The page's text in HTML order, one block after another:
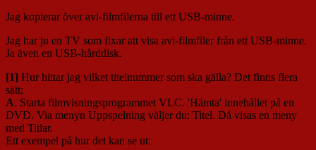
Jag kopierar över avi-filmfilerna till ett USB-minne.
Jag har ju en TV som fixar att visa avi-filmfiler från ett USB-minne.
Ja även en USB-hårddisk.
[1] Hur hittar jag vilket titelnummer som ska gälla? Det finns flera
sätt;
A. Starta filmvisningsprogrammet VLC. 'Hämta' innehållet på en
DVD. Via menyn Uppspelning väljer du: Titel. Då visas en meny
med Titlar.
Ett exempel på hur det kan se ut: